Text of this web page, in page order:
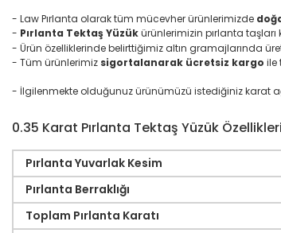
- Law Pırlanta olarak tüm mücevher ürünlerimizde
- Pırlanta Tektaş Yüzükürünlerimizin pırlanta
- Ürün özelliklerinde belirttiğimiz altın gramajlarında
- Tüm ürünlerimiz sigortalanarak ücretsiz kargo ile
- İlgilenmekte olduğunuz ürünümüzü istediğiniz karat
0.35 Karat Pırlanta Tektaş Yüzük Özellikleri
Pırlanta Yuvarlak Kesim
Pırlanta Berraklığı
Toplam Pırlanta Karatı